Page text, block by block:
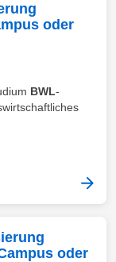
oder
BWL-
oder